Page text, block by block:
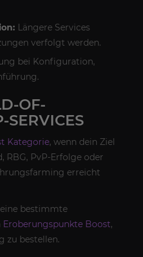
Längere Services
verfolgt werden.
bei Konfiguration,
OF-
SERVICES
Kategorie, wenn dein Ziel
RBG, PvP-Erfolge oder
erreicht
bestimmte
Eroberungspunkte Boost,
zu bestellen.